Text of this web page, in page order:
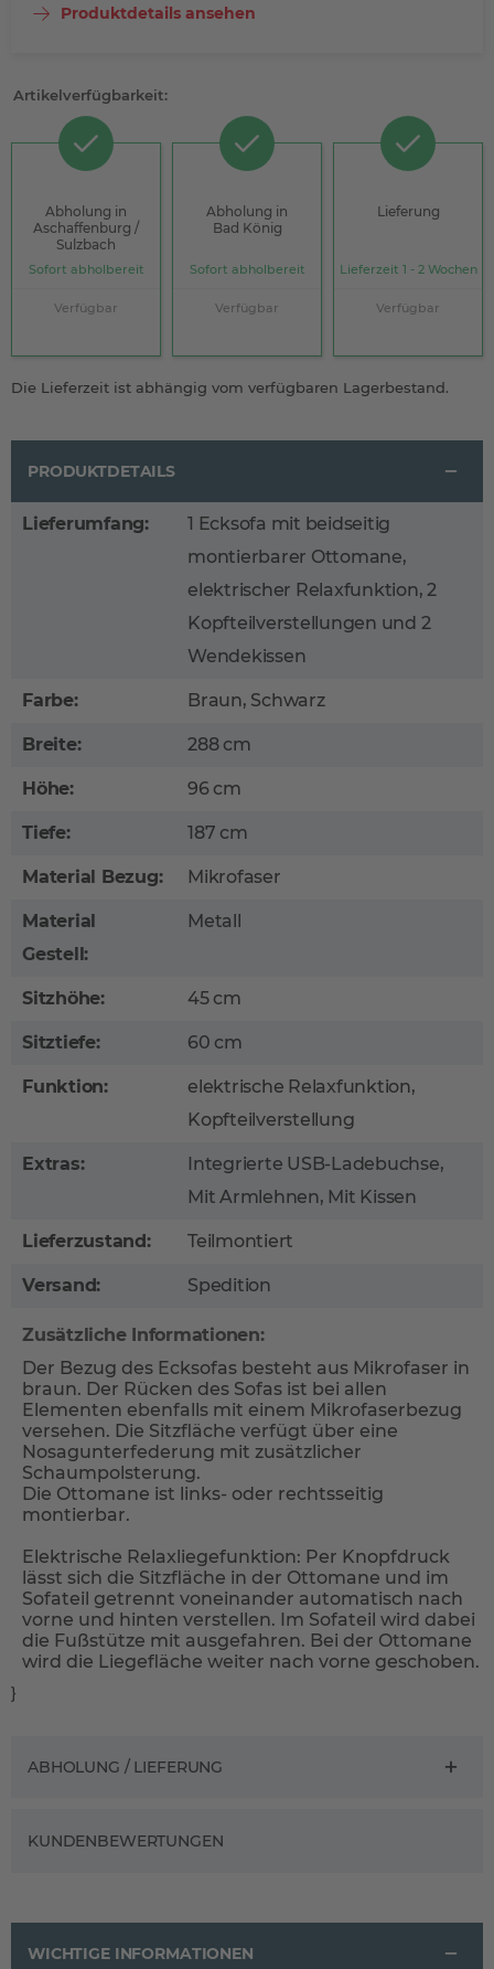
Produktdetails ansehen
Artikelverfügbarkeit:
Abholung in
Aschaffenburg /
Sulzbach
Sofort abholbereit
Verfügbar
Abholung in
Bad König
Sofort abholbereit
Verfügbar
Lieferung
Lieferzeit 1 - 2 Wochen
Verfügbar
Die Lieferzeit ist abhängig vom verfügbaren Lagerbestand.
PRODUKTDETAILS
Lieferumfang:
1 Ecksofa mit beidseitig
montierbarer Ottomane,
elektrischer Relaxfunktion, 2
Kopfteilverstellungen und 2
Wendekissen
Farbe: Braun, Schwarz
Breite: 288 cm
Höhe: 96 cm
Tiefe: 187 cm
Material Bezug: Mikrofaser
Material
Gestell:
Metall
Sitzhöhe: 45 cm
Sitztiefe: 60 cm
Funktion:
elektrische Relaxfunktion,
Kopfteilverstellung
Extras:
Integrierte USB-Ladebuchse,
Mit Armlehnen, Mit Kissen
Lieferzustand: Teilmontiert
Versand: Spedition
Zusätzliche Informationen:
Der Bezug des Ecksofas besteht aus Mikrofaser in
braun. Der Rücken des Sofas ist bei allen
Elementen ebenfalls mit einem Mikrofaserbezug
versehen. Die Sitzfläche verfügt über eine
Nosagunterfederung mit zusätzlicher
Schaumpolsterung.
Die Ottomane ist links- oder rechtsseitig
montierbar.
Elektrische Relaxliegefunktion: Per Knopfdruck
lässt sich die Sitzfläche in der Ottomane und im
Sofateil getrennt voneinander automatisch nach
vorne und hinten verstellen. Im Sofateil wird dabei
die Fußstütze mit ausgefahren. Bei der Ottomane
wird die Liegefläche weiter nach vorne geschoben.
}
ABHOLUNG / LIEFERUNG
KUNDENBEWERTUNGEN
WICHTIGE INFORMATIONEN